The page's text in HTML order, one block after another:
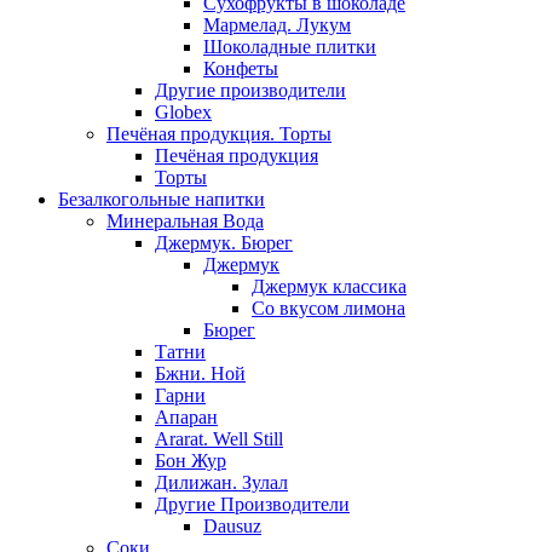
Мармелад. Лукум
Шоколадные плитки
Конфеты
Другие производители
Globex
Печёная продукция. Торты
Печёная продукция
Торты
Безалкогольные напитки
Минеральная Вода
Джермук. Бюрег
Джермук
Джермук классика
Со вкусом лимона
Бюрег
Татни
Бжни. Ной
Гарни
Апаран
Ararat. Well Still
Бон Жур
Дилижан. Зулал
Другие Производители
Dausuz
Соки